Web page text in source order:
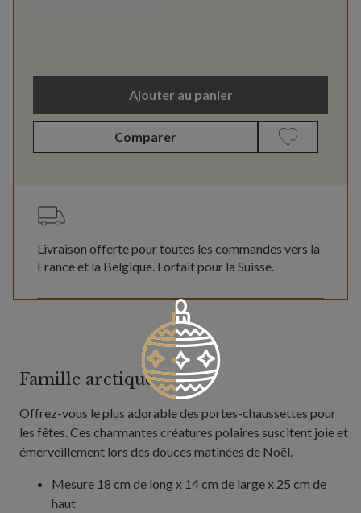
Ajouter au panier
Comparer
Livraison offerte pour toutes les commandes vers la
France et la Belgique. Forfait pour la Suisse.
Famille arctique
Offrez-vous le plus adorable des portes-chaussettes pour
les fêtes. Ces charmantes créatures polaires suscitent joie et
émerveillement lors des douces matinées de Noël.
Mesure 18 cm de long x 14 cm de large x 25 cm de
haut